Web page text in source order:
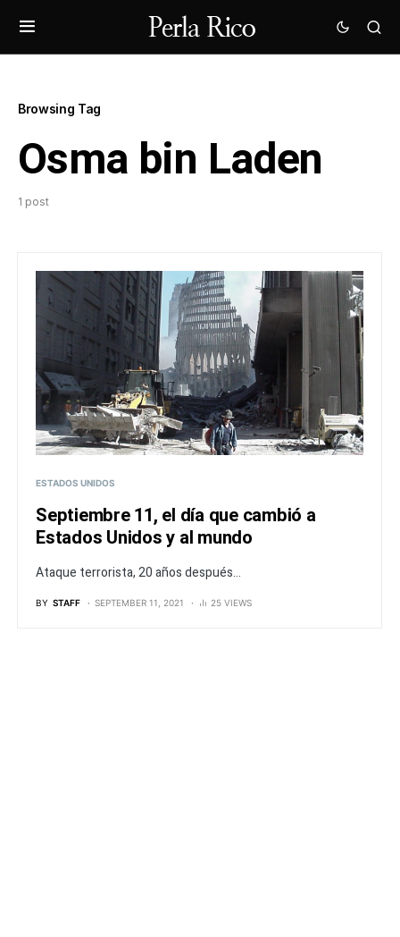
Browsing Tag
Osma bin Laden
1 post
ESTADOS UNIDOS
Septiembre 11, el día que cambió a
Estados Unidos y al mundo
Ataque terrorista, 20 años después...
BY STAFF SEPTEMBER 11, 2021 25 VIEWS